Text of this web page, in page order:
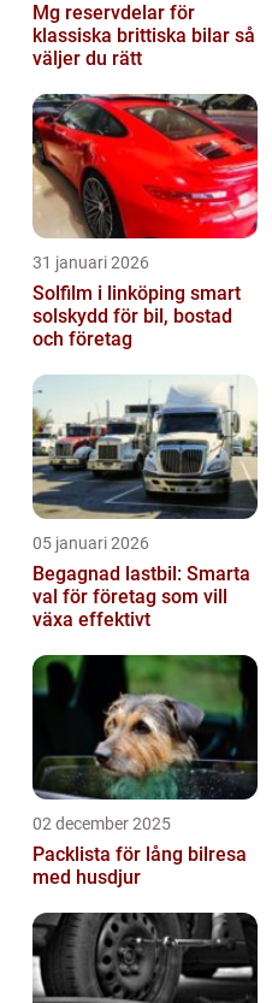
Mg reservdelar för
klassiska brittiska bilar så
väljer du rätt
31 januari 2026
Solfilm i linköping smart
solskydd för bil, bostad
och företag
05 januari 2026
Begagnad lastbil: Smarta
val för företag som vill
växa effektivt
02 december 2025
Packlista för lång bilresa
med husdjur